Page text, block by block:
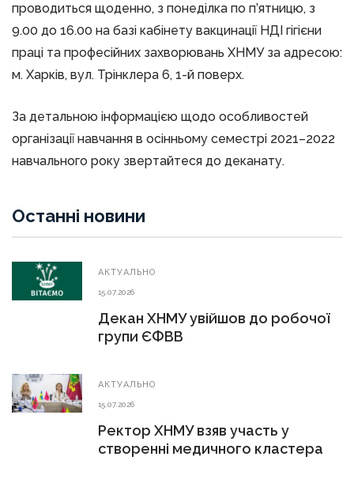
проводиться щоденно, з понеділка по п’ятницю, з
9.00 до 16.00 на базі кабінету вакцинації НДІ гігієни
праці та професійних захворювань ХНМУ за адресою:
м. Харків, вул. Трінклера 6, 1-й поверх.
За детальною інформацією щодо особливостей
організації навчання в осінньому семестрі 2021–2022
навчального року звертайтеся до деканату.
Останні новини
АКТУАЛЬНО
15.07.2026
Декан ХНМУ увійшов до робочої
групи ЄФВВ
АКТУАЛЬНО
15.07.2026
Ректор ХНМУ взяв участь у
створенні медичного кластера